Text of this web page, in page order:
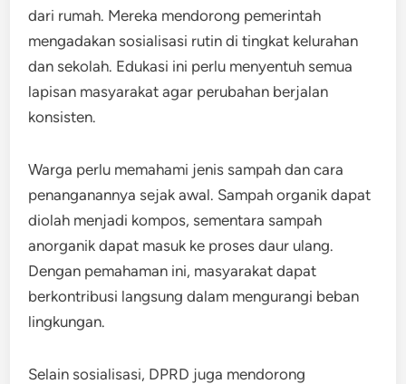
dari rumah. Mereka mendorong pemerintah
mengadakan sosialisasi rutin di tingkat kelurahan
dan sekolah. Edukasi ini perlu menyentuh semua
lapisan masyarakat agar perubahan berjalan
konsisten.
Warga perlu memahami jenis sampah dan cara
penanganannya sejak awal. Sampah organik dapat
diolah menjadi kompos, sementara sampah
anorganik dapat masuk ke proses daur ulang.
Dengan pemahaman ini, masyarakat dapat
berkontribusi langsung dalam mengurangi beban
lingkungan.
Selain sosialisasi, DPRD juga mendorong